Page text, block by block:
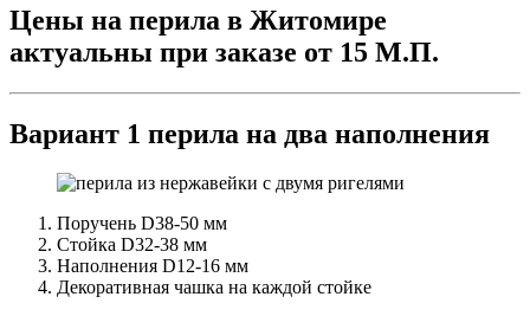
Цены на перила в Житомире
актуальны при заказе от 15 М.П.
Вариант 1 перила на два наполнения
Поручень D38-50 мм
Стойка D32-38 мм
Наполнения D12-16 мм
Декоративная чашка на каждой стойке